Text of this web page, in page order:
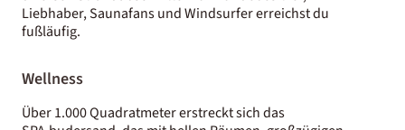
Liebhaber, Saunafans und Windsurfer erreichst du
fußläufig.
Wellness
Über 1.000 Quadratmeter erstreckt sich das